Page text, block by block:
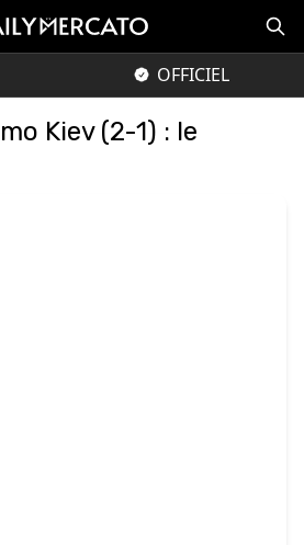
OFFICIEL
Kiev (2-1) : le